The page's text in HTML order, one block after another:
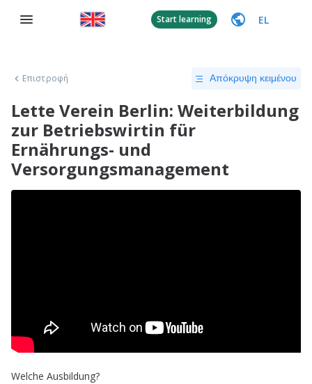
Start learning EL
Επιστροφή Απόκρυψη κειμένου
Lette Verein Berlin: Weiterbildung
zur Betriebswirtin für
Ernährungs- und
Versorgungsmanagement
Welche Ausbildung?